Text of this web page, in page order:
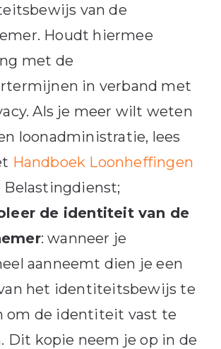
van de
Houdt hiermee
met de
in verband met
Als je meer wilt weten
loonadministratie, lees
Handboek Loonheffingen
Belastingdienst;
de identiteit van de
: wanneer je
aanneemt dien je een
het identiteitsbewijs te
om de identiteit vast te
Dit kopie neem je op in de